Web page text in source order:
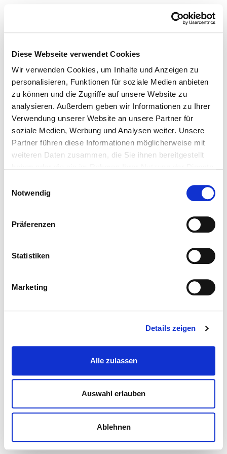
Diese Webseite verwendet Cookies
Wir verwenden Cookies, um Inhalte und Anzeigen zu
personalisieren, Funktionen für soziale Medien anbieten
zu können und die Zugriffe auf unsere Website zu
analysieren. Außerdem geben wir Informationen zu Ihrer
Verwendung unserer Website an unsere Partner für
soziale Medien, Werbung und Analysen weiter. Unsere
Partner führen diese Informationen möglicherweise mit
weiteren Daten zusammen, die Sie ihnen bereitgestellt
Notwendig
Präferenzen
Statistiken
Marketing
Details zeigen
Alle zulassen
Auswahl erlauben
Ablehnen